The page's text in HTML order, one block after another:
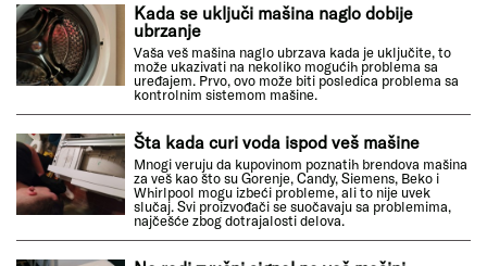
Kada se uključi mašina naglo dobije
ubrzanje
Vaša veš mašina naglo ubrzava kada je uključite, to
može ukazivati na nekoliko mogućih problema sa
uređajem. Prvo, ovo može biti posledica problema sa
kontrolnim sistemom mašine.
Šta kada curi voda ispod veš mašine
Mnogi veruju da kupovinom poznatih brendova mašina
za veš kao što su Gorenje, Candy, Siemens, Beko i
Whirlpool mogu izbeći probleme, ali to nije uvek
slučaj. Svi proizvođači se suočavaju sa problemima,
najčešće zbog dotrajalosti delova.